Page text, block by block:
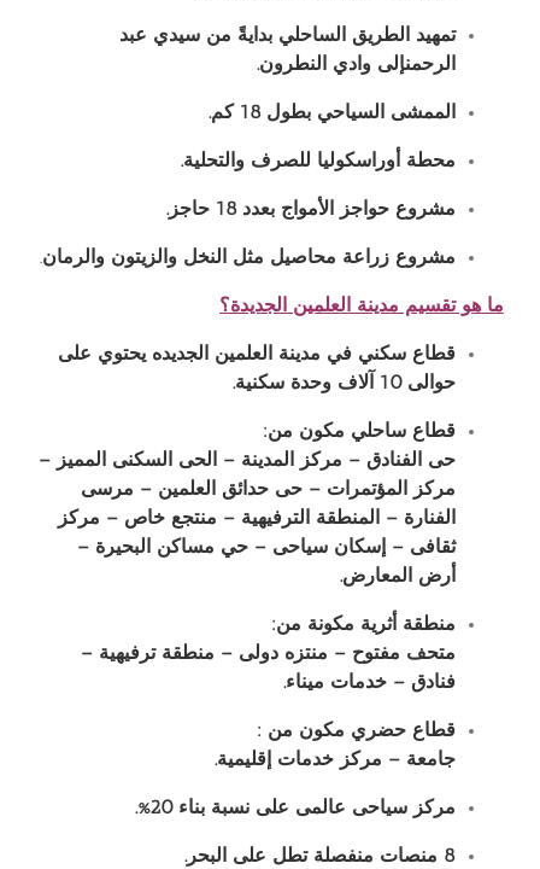
تمهيد الطريق الساحلي بدايةً من سيدي عبد
الرحمنإلى وادي النطرون.
الممشى السياحي بطول18 كم.
محطة أوراسكوليا للصرف والتحلية.
مشروع حواجز الأمواج بعدد18 حاجز.
مشروع زراعة محاصيل مثل النخل والزيتون والرمان.
ما هو تقسيم مدينة العلمين الجديدة؟
قطاع سكني في مدينة العلمين الجديده يحتوي على
حوالى10 آلاف وحدة سكنية.
قطاع ساحلي مكون من:
حى الفنادق – مركز المدينة – الحى السكنى المميز –
مركز المؤتمرات – حى حدائق العلمين – مرسى
الفنارة – المنطقة الترفيهية – منتجع خاص – مركز
ثقافى – إسكان سياحى – حي مساكن البحيرة –
أرض المعارض.
منطقة أثرية مكونة من:
متحف مفتوح – منتزه دولى – منطقة ترفيهية –
فنادق – خدمات ميناء.
قطاع حضري مكون من :
جامعة – مركز خدمات إقليمية.
مركز سياحى عالمى على نسبة بناء20%.
8 منصات منفصلة تطل على البحر.